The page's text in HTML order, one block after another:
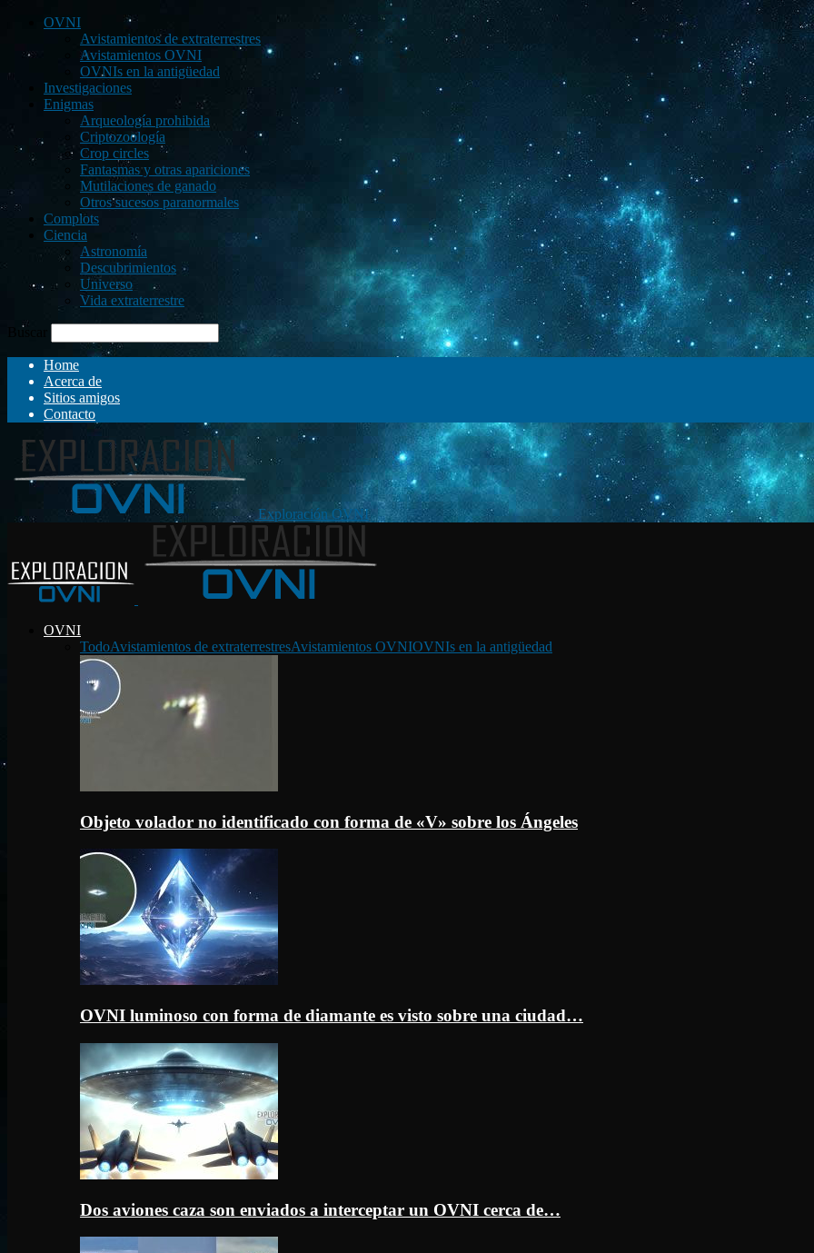
OVNI
Avistamientos de extraterrestres
Avistamientos OVNI
OVNIs en la antigüedad
Investigaciones
Enigmas
Arqueología prohibida
Criptozoología
Crop circles
Fantasmas y otras apariciones
Mutilaciones de ganado
Otros sucesos paranormales
Complots
Ciencia
Astronomía
Descubrimientos
Universo
Vida extraterrestre
Buscar
Home
Acerca de
Sitios amigos
Contacto
Exploración OVNI
OVNI
TodoAvistamientos de extraterrestresAvistamientos OVNIOVNIs en la antigüedad
Objeto volador no identificado con forma de «V» sobre los Ángeles
OVNI luminoso con forma de diamante es visto sobre una ciudad…
Dos aviones caza son enviados a interceptar un OVNI cerca de…